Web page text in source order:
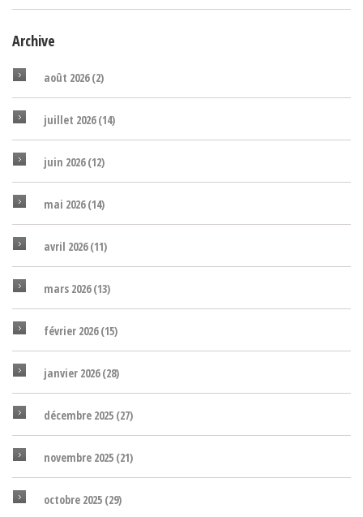
Archive
août 2026(2)
juillet 2026(14)
juin 2026(12)
mai 2026(14)
avril 2026(11)
mars 2026(13)
février 2026(15)
janvier 2026(28)
décembre 2025 (27)
novembre 2025 (21)
octobre 2025 (29)